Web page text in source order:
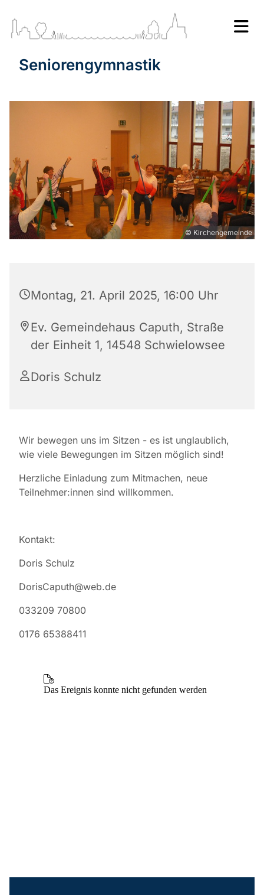
Seniorengymnastik
© Kirchengemeinde
Montag, 21. April 2025, 16:00 Uhr
Ev. Gemeindehaus Caputh, Straße
der Einheit 1, 14548 Schwielowsee
Doris Schulz
Wir bewegen uns im Sitzen - es ist unglaublich,
wie viele Bewegungen im Sitzen möglich sind!
Herzliche Einladung zum Mitmachen, neue
Teilnehmer:innen sind willkommen.
Kontakt:
Doris Schulz
DorisCaputh@web.de
033209 70800
0176 65388411